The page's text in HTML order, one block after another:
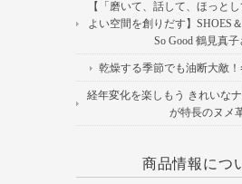
【「磨いて、話して、ほっと
よい空間を創りだす】SHOES
So Good 鶴見真子
乾燥する季節でも油断大敵
経年変化を楽しもう きれいな
が特長のヌメ
商品情報につ